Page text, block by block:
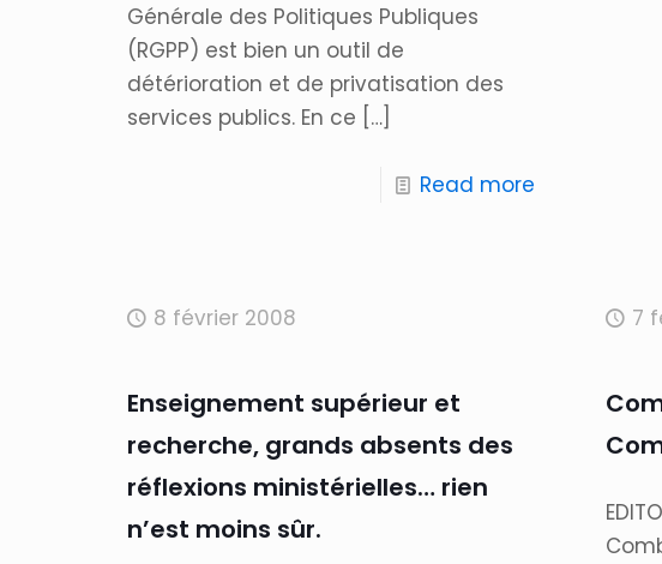
Générale des Politiques Publiques
(RGPP) est bien un outil de
détérioration et de privatisation des
services publics. En ce […]
Read more
8 février 2008
Enseignement supérieur et
recherche, grands absents des
réflexions ministérielles… rien
n’est moins sûr.
7